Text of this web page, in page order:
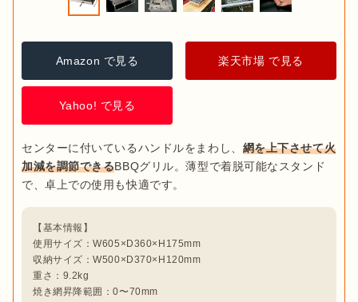
Amazon で見る 楽天市場 で見る
Yahoo! で見る
センターに付いているハンドルをまわし、 網を上下させて火
加減を調節できるBBQグリル。薄型で着脱可能なスタンド
【基本情報】
使用サイズ：W605×D360×H175mm
収納サイズ：W500×D370×H120mm
重さ：9.2kg
焼き網昇降範囲：0〜70mm